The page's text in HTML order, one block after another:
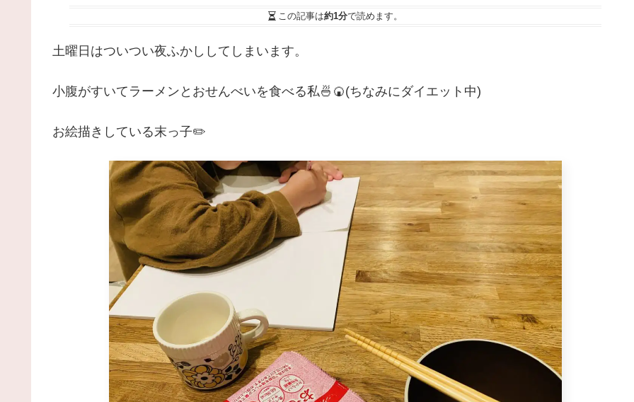
この記事は約1分で読めます。
土曜日はついつい夜ふかししてしまいます。
小腹がすいてラーメンとおせんべいを食べる私🍜🍘(ちなみにダイエット中)
お絵描きしている末っ子✏️